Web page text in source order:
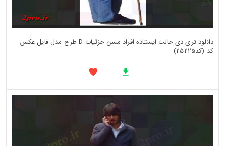
دانلود تری دی حالت ایستاده افراد مسن جزئیات D طرح مدل فایل عکس
کد (کد25225)